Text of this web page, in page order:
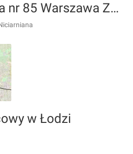
Linia kolejowa nr 85 Warszawa Zachodnia – CPK – Łódź Niciarniana (KDP)
w Łodzi